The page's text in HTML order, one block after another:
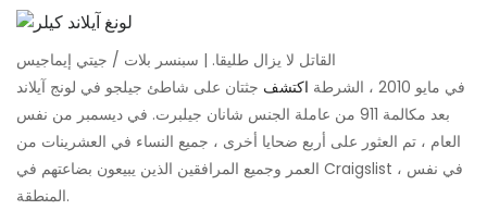
القاتل لا يزال طليقا. | سبنسر بلات / جيتي إيماجيس
في مايو 2010 ، الشرطة
اكتشف جثتان على شاطئ جيلجو في لونج آيلاند
بعد مكالمة 911 من عاملة الجنس شانان جيلبرت. في ديسمبر من نفس
العام ، تم العثور على أربع ضحايا أخرى ، جميع النساء في العشرينات من
العمر وجميع المرافقين الذين يبيعون بضاعتهم في Craigslist ، في نفس
المنطقة.